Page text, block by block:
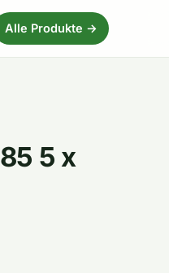
Alle Produkte →
5 x